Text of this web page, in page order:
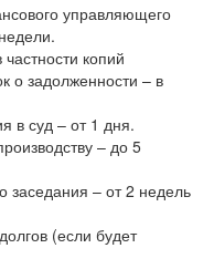
управляющего
копий
о задолженности – в
в суд – от 1 дня.
– до 5
заседания – от 2 недель
(если будет